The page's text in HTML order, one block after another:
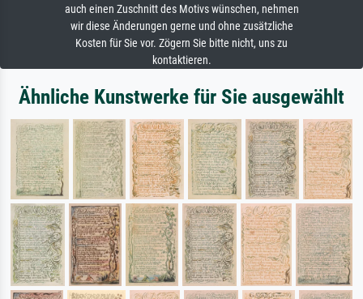
auch einen Zuschnitt des Motivs wünschen, nehmen
wir diese Änderungen gerne und ohne zusätzliche
Kosten für Sie vor. Zögern Sie bitte nicht, uns zu
kontaktieren.
Ähnliche Kunstwerke für Sie ausgewählt